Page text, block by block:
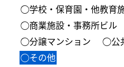
◯学校・保育園・他教育
◯商業施設・事務所ビル
◯分譲マンション
◯公
◯その他